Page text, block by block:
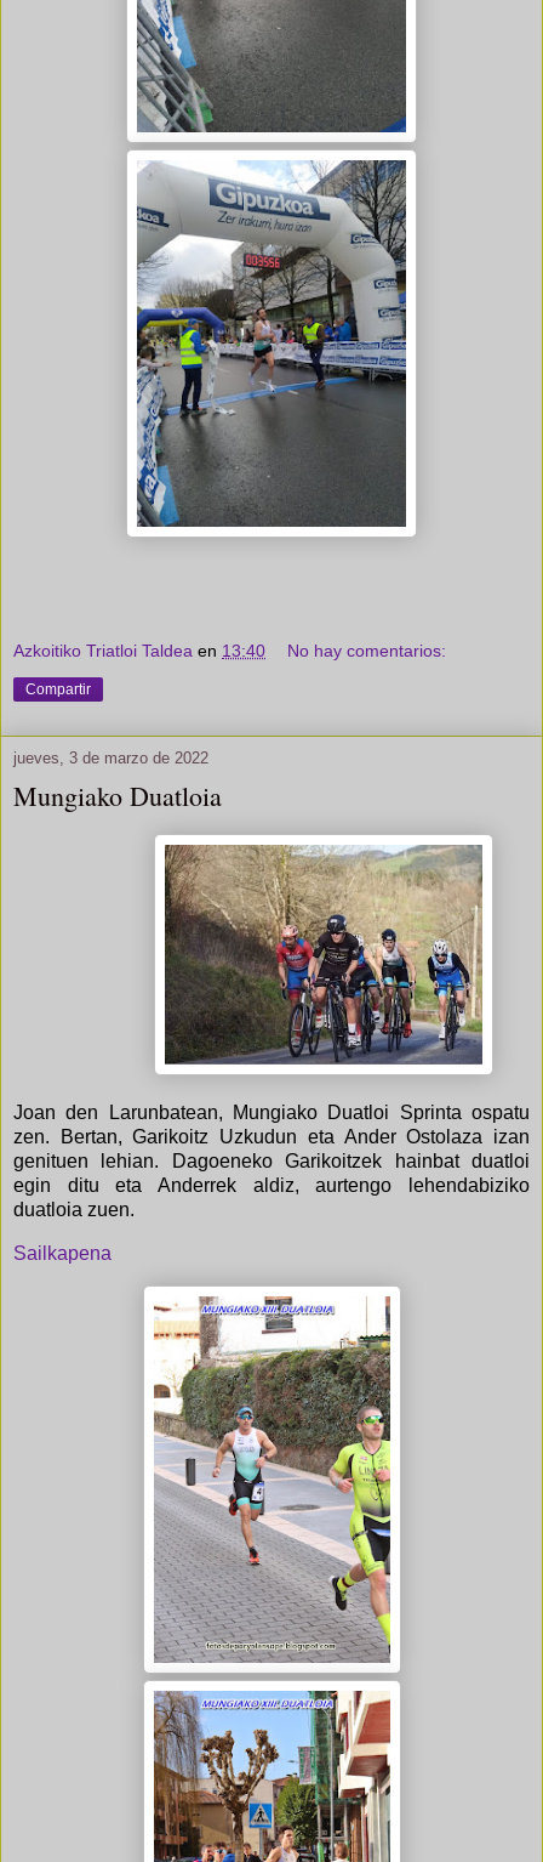
Azkoitiko Triatloi Taldea en 13:40 No hay comentarios:
Compartir
jueves, 3 de marzo de 2022
Mungiako Duatloia
Joan den Larunbatean, Mungiako Duatloi Sprinta ospatu
zen. Bertan, Garikoitz Uzkudun eta Ander Ostolaza izan
genituen lehian. Dagoeneko Garikoitzek hainbat duatloi
egin ditu eta Anderrek aldiz, aurtengo lehendabiziko
duatloia zuen.
Sailkapena